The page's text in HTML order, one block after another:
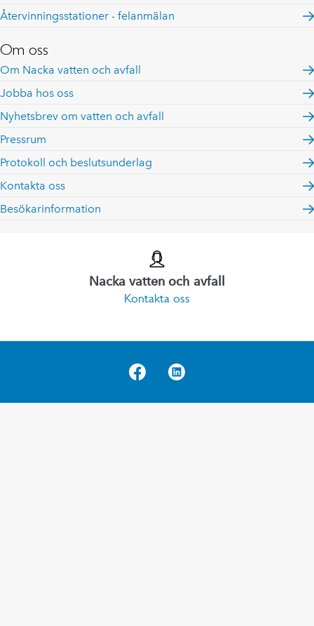
Återvinningsstationer - felanmälan
Om oss
Om Nacka vatten och avfall
Jobba hos oss
Nyhetsbrev om vatten och avfall
Pressrum
Protokoll och beslutsunderlag
Kontakta oss
Besökarinformation
Nacka vatten och avfall
Kontakta oss